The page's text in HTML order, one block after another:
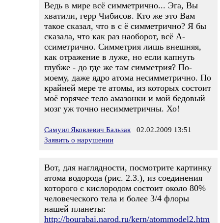
Ведь в мире всё симметрично... Эга, Вы
хватили, герр Чибисов. Кто же это Вам
такое сказал, что в с ё симметрично? Я бы
сказала, что как раз наоборот, всё А-
ссиметрично. Симметрия лишь внешняя,
как отражение в луже, но если капнуть
глубже - до где же там симметрия? По-
моему, даже ядро атома несимметрично. По
крайней мере те атомы, из которых состоит
моё горячее тело амазонки и мой бедовый
мозг уж точно несимметричны. Хо!
Самуил Яковлевич Бальзак 02.02.2009 13:51
Заявить о нарушении
Вот, для наглядности, посмотрите картинку
атома водорода (рис. 2.3.), из соединения
которого с кислородом состоит около 80%
человеческого тела и более 3/4 флоры
нашей планеты:
http://bourabai.narod.ru/kern/atommodel2.htm